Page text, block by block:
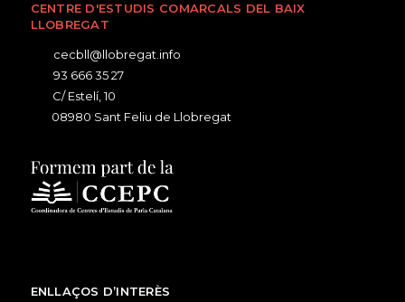
CENTRE D'ESTUDIS COMARCALS DEL BAIX
LLOBREGAT
cecbll@llobregat.info
93 666 35 27
C/ Estelí, 10
08980 Sant Feliu de Llobregat
ENLLAÇOS D’INTERÈS